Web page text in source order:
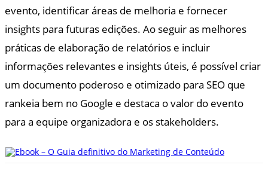
evento, identificar áreas de melhoria e fornecer
insights para futuras edições. Ao seguir as melhores
práticas de elaboração de relatórios e incluir
informações relevantes e insights úteis, é possível criar
um documento poderoso e otimizado para SEO que
rankeia bem no Google e destaca o valor do evento
para a equipe organizadora e os stakeholders.